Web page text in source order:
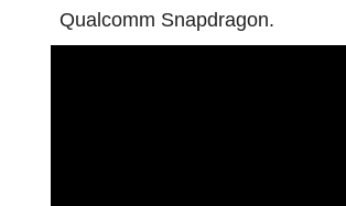
Qualcomm Snapdragon.